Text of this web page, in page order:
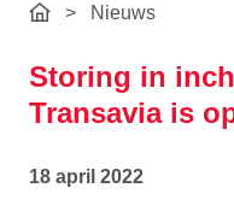
> Nieuws
Storing in
Transavia is
18 april 2022